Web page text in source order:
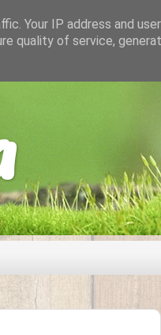
Your IP address and
quality of service,